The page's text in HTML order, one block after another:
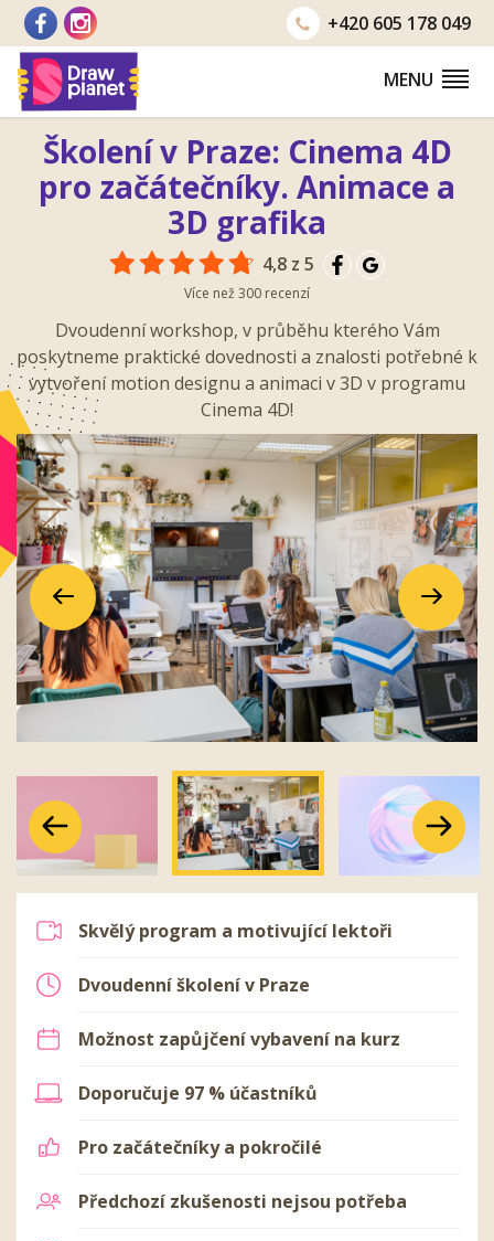
Přejít
obsah
+420605 178 049
MENU
Školení v Praze: Cinema 4D
pro začátečníky. Animace a
3D grafika
4,8 z 5
Více než 300 recenzí
Dvoudenní workshop, v průběhu kterého Vám
poskytneme praktické dovednosti a znalosti potřebné k
vytvoření motion designu a animaci v 3D v programu
Cinema 4D!
Předchozí
Předchozí
Další
Další
Předchozí Další
Skvělý program a motivující lektoři
Dvoudenní školení v Praze
Možnost zapůjčení vybavení na kurz
Doporučuje 97 % účastníků
Pro začátečníky a pokročilé
Předchozí zkušenosti nejsou potřeba